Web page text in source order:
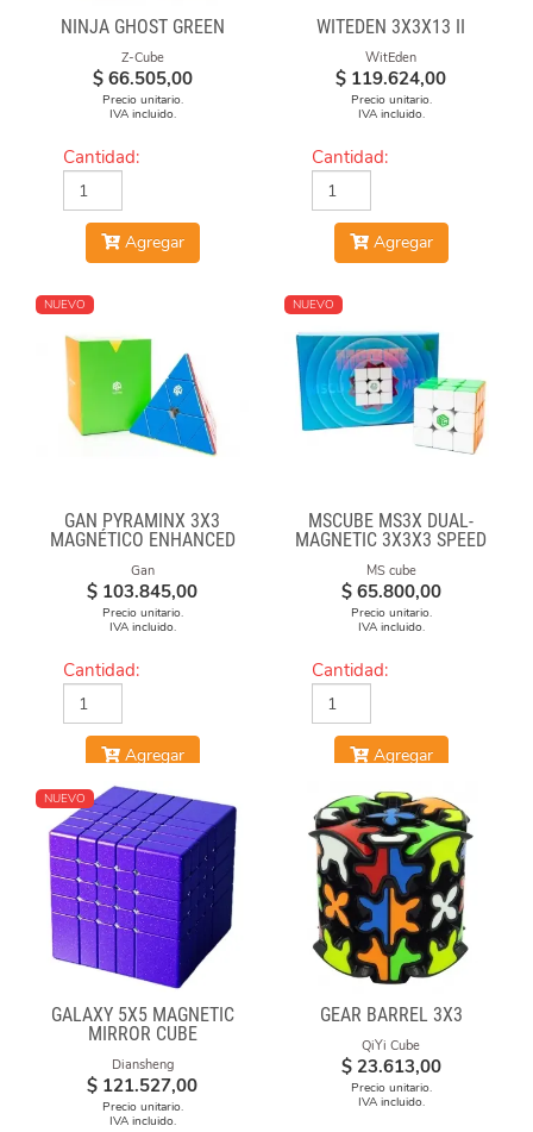
NINJA GHOST GREEN
Z-Cube
$ 66.505,00
Precio unitario.
IVA incluido.
Cantidad:
Agregar
WITEDEN 3X3X13 II
WitEden
$ 119.624,00
Precio unitario.
IVA incluido.
Cantidad:
Agregar
NUEVO
GAN PYRAMINX 3X3
MAGNÉTICO ENHANCED
Gan
$ 103.845,00
Precio unitario.
IVA incluido.
Cantidad:
Agregar
NUEVO
MSCUBE MS3X DUAL-
MAGNETIC 3X3X3 SPEED
CUBE STICKERLESS
MS cube
$ 65.800,00
Precio unitario.
IVA incluido.
Cantidad:
Agregar
NUEVO
GALAXY 5X5 MAGNETIC
MIRROR CUBE
Diansheng
$ 121.527,00
Precio unitario.
IVA incluido.
GEAR BARREL 3X3
QiYi Cube
$ 23.613,00
Precio unitario.
IVA incluido.